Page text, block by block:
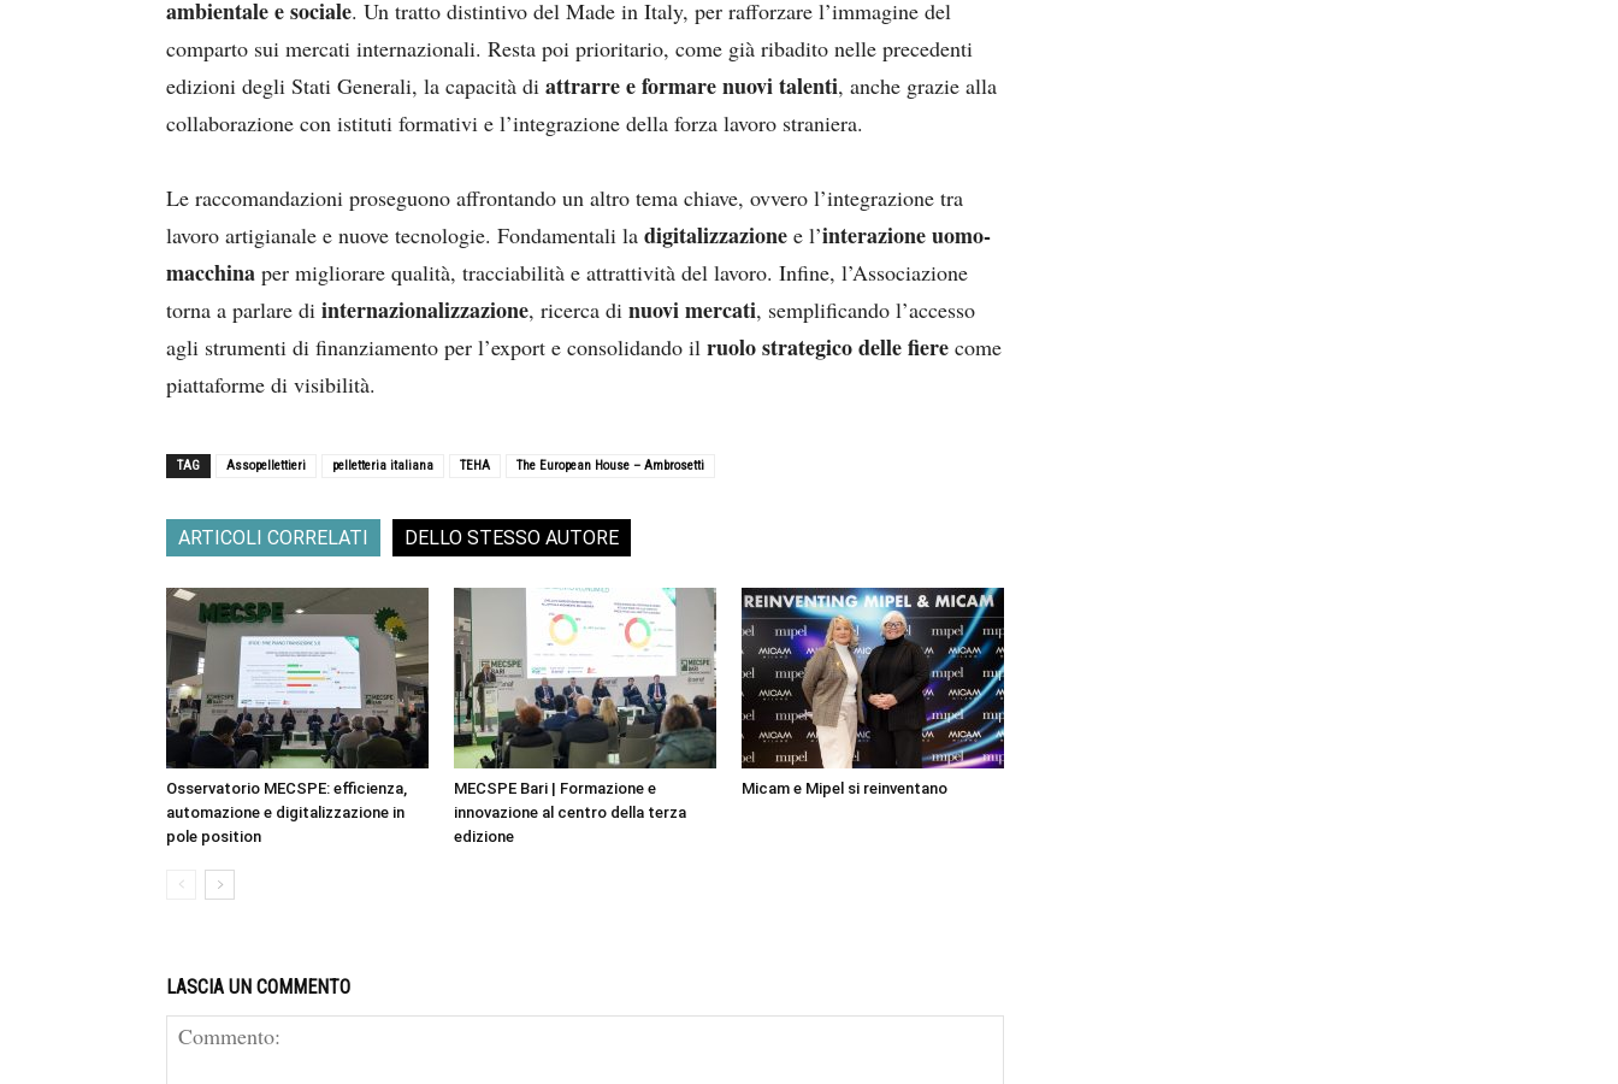
ambientale e sociale. Un tratto distintivo del Made in Italy, per rafforzare l’immagine del
comparto sui mercati internazionali. Resta poi prioritario, come già ribadito nelle precedenti
edizioni degli Stati Generali, la capacità di attrarre e formare nuovi talenti, anche grazie alla
collaborazione con istituti formativi e l’integrazione della forza lavoro straniera.
Le raccomandazioni proseguono affrontando un altro tema chiave, ovvero l’integrazione tra
lavoro artigianale e nuove tecnologie. Fondamentali la digitalizzazione e l’interazione uomo-
macchina per migliorare qualità, tracciabilità e attrattività del lavoro. Infine, l’Associazione
torna a parlare di internazionalizzazione, ricerca di nuovi mercati, semplificando l’accesso
agli strumenti di finanziamento per l’export e consolidando il ruolo strategico delle fiere come
piattaforme di visibilità.
TAG Assopellettieri pelletteria italiana TEHA The European House – Ambrosetti
ARTICOLI CORRELATI DELLO STESSO AUTORE
Osservatorio MECSPE: efficienza,
automazione e digitalizzazione in
pole position
MECSPE Bari | Formazione e
innovazione al centro della terza
edizione
Micam e Mipel si reinventano
LASCIA UN COMMENTO